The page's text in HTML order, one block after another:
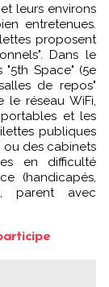
leurs environs
entretenues.
proposent
Dans le
"5th Space" (5e
de repos"
le réseau WiFi,
et les
publiques
ou des cabinets
en difficulté
(handicapés,
parent avec